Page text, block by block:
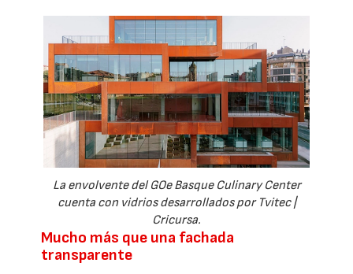
La envolvente del GOe Basque Culinary Center
cuenta con vidrios desarrollados por Tvitec |
Cricursa.
Mucho más que una fachada
transparente